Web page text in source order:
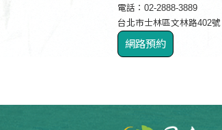
電話：02-2888-3889
台北市士林區文林路402號
網路預約